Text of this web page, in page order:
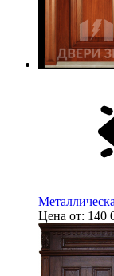
Цена от: 140